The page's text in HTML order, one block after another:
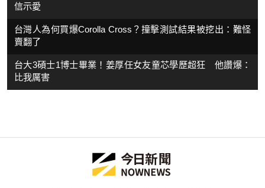
信示愛
台灣人為何買爆Corolla Cross？撞擊測試結果被挖出：難怪
賣翻了
台大3碩士1博士畢業！姜厚任女友童芯學歷超狂 他讚爆：
比我厲害